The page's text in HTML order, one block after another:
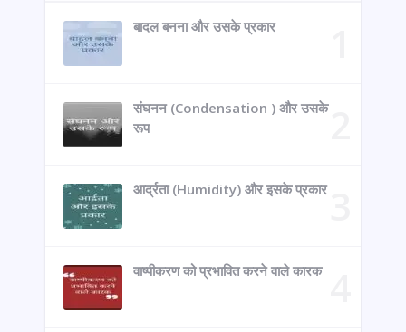
बादल बनना और उसके प्रकार
संघनन (Condensation ) और उसके
रूप
आर्द्रता (Humidity) और इसके प्रकार
वाष्पीकरण को प्रभावित करने वाले कारक